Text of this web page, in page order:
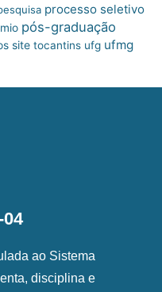
processo seletivo
pós-graduação
site tocantins ufg ufmg
ao Sistema
disciplina e